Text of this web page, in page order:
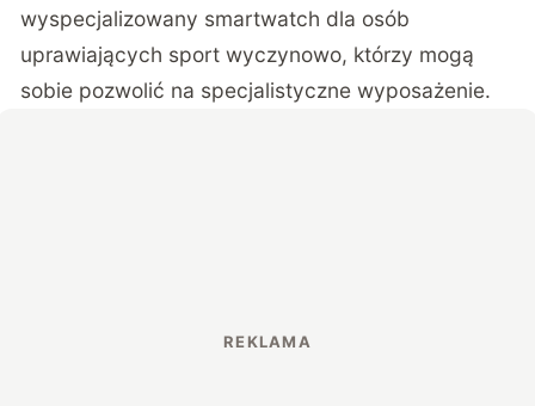
wyspecjalizowany smartwatch dla osób
uprawiających sport wyczynowo, którzy mogą
sobie pozwolić na specjalistyczne wyposażenie.